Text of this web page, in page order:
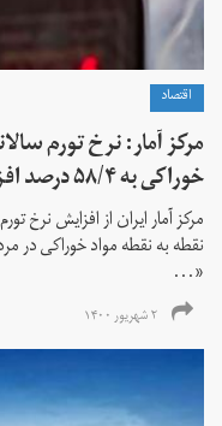
اقتصاد
خوراکی به ۵۸/۴ درصد افزایش یافت
«...
۲ شهریور ۱۴۰۰